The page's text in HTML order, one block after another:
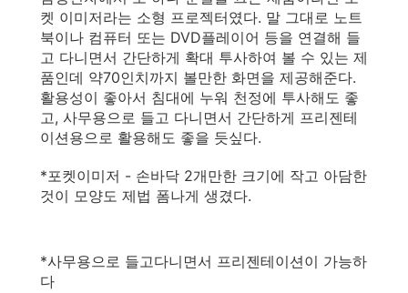
켓 이미저라는 소형 프로젝터였다. 말 그대로 노트
북이나 컴퓨터 또는 DVD플레이어 등을 연결해 들
고 다니면서 간단하게 확대 투사하여 볼 수 있는 제
품인데 약70인치까지 볼만한 화면을 제공해준다.
활용성이 좋아서 침대에 누워 천정에 투사해도 좋
고, 사무용으로 들고 다니면서 간단하게 프리젠테
이션용으로 활용해도 좋을 듯싶다.
*포켓이미저 - 손바닥 2개만한 크기에 작고 아담한
것이 모양도 제법 폼나게 생겼다.
*사무용으로 들고다니면서 프리젠테이션이 가능하
다